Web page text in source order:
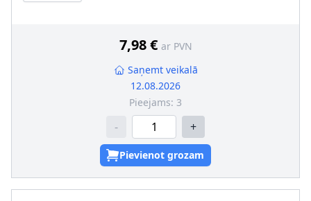
7,98 € ar PVN
Saņemt veikalā
12.08.2026
Pieejams: 3
- +
Pievienot grozam